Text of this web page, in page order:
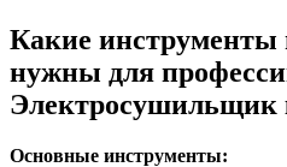
Какие
нужны для
Электросушильщик
Основные инструменты: